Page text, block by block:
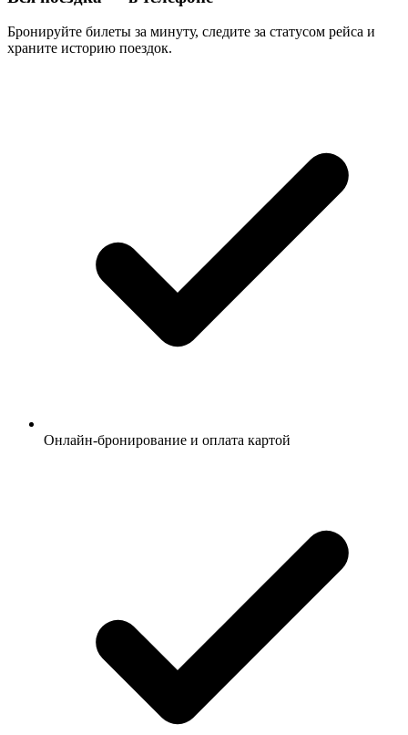
Бронируйте билеты за минуту, следите за статусом рейса и
храните историю поездок.
Онлайн-бронирование и оплата картой